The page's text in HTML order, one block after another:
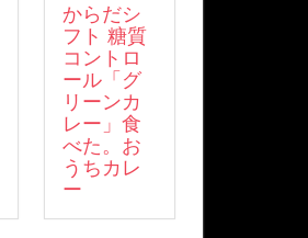
からだシ
フト 糖質
コントロ
ール「グ
リーンカ
レー」食
べた。お
うちカレ
ー